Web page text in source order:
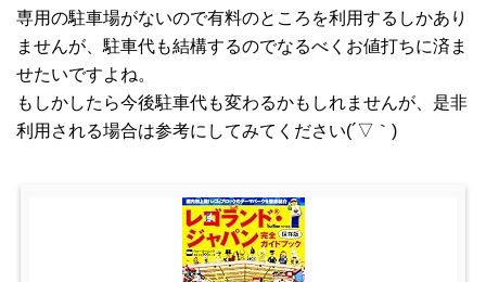
専用の駐車場がないので有料のところを利用するしかあり
ませんが、駐車代も結構するのでなるべくお値打ちに済ま
せたいですよね。
もしかしたら今後駐車代も変わるかもしれませんが、是非
利用される場合は参考にしてみてください(´▽｀)